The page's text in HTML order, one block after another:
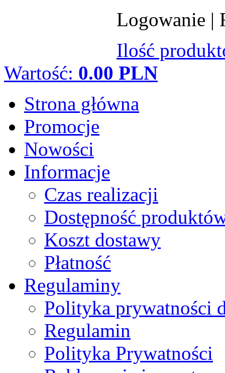
Logowanie |
Ilość
Wartość: 0.00 PLN
Strona główna
Promocje
Nowości
Informacje
Czas realizacji
Dostępność
Koszt dostawy
Płatność
Regulaminy
Polityka prywatności
Regulamin
Polityka Prywatności